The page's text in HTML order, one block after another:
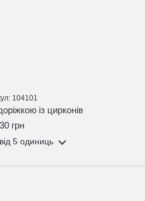
104101
із цирконів
грн
від 5 одиниць